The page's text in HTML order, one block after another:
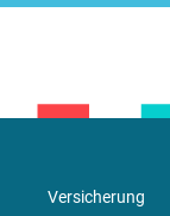
Versicherung